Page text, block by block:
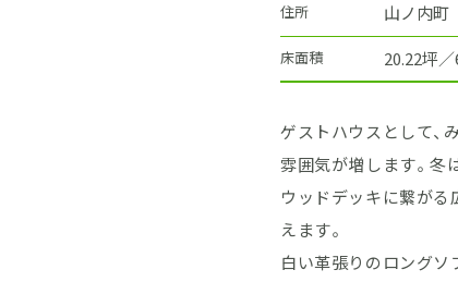
住所 山ノ内町
床面積 20.22坪
ゲストハウスとして、
雰囲気が増します。冬
ウッドデッキに繋がる
えます。
白い革張りのロング